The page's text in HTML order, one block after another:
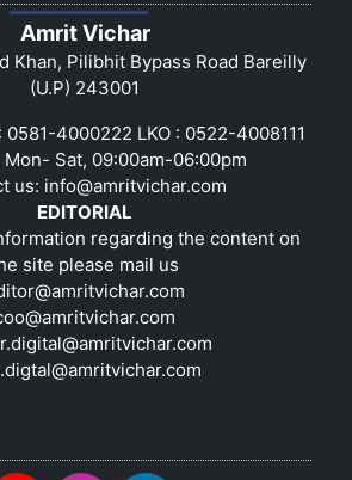
Amrit Vichar
Khan, Pilibhit Bypass Road Bareilly
(U.P) 243001
0581-4000222 LKO : 0522-4008111
Sat, 09:00am-06:00pm
us: info@amritvichar.com
EDITORIAL
regarding the content on
site please mail us